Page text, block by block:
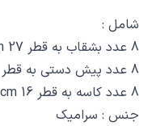
شامل :
8 عدد بشقاب به قطر 27 cm
8 عدد پیش دستی به قطر 21 cm
8 عدد کاسه به قطر 16 cm , ارتفاع 7 cm
جنس : سرامیک